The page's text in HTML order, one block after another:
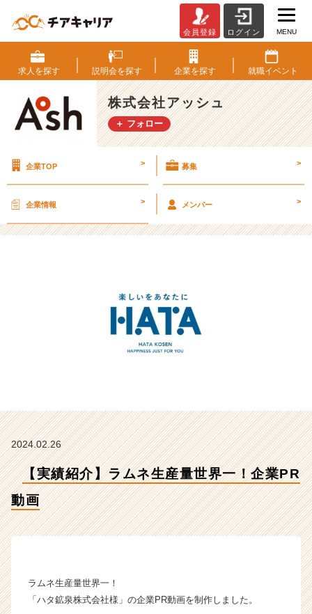
績
紹
介】
ラ
ム
ネ
世
企
画
【株
ム
|
チ
ャ
ー・
会員登録 ログイン MENU
求人を探す 説明会を探す 企業を探す 就職イベント
株式会社アッシュ
＋ フォロー
企業TOP > 募集 >
企業情報 > メンバー >
2024.02.26
【実績紹介】ラムネ生産量世界一！企業PR
動画
ラムネ生産量世界一！
「ハタ鉱泉株式会社様」の企業PR動画を制作しました。